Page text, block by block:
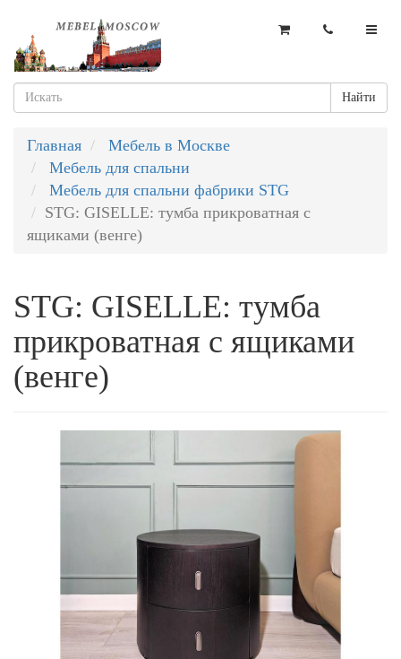
Найти
Главная
Мебель в Москве
Мебель для спальни
Мебель для спальни фабрики STG
STG: GISELLE: тумба прикроватная с
ящиками (венге)
STG: GISELLE: тумба
прикроватная с ящиками
(венге)